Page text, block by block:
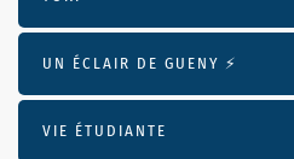
UN ÉCLAIR DE GUENY ⚡️
VIE ÉTUDIANTE